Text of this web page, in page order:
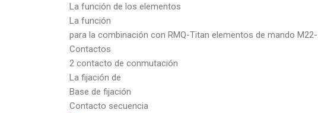
La función de los elementos
La función
para la combinación con RMQ-Titan elementos de mando M22-…
Contactos
2 contacto de conmutación
La fijación de
Base de fijación
Contacto secuencia